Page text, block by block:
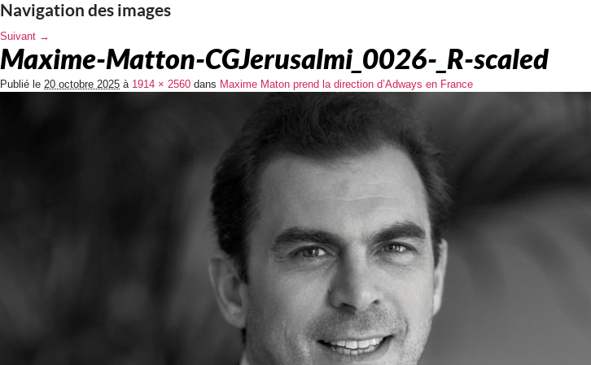
Navigation des images
Suivant →
Maxime-Matton-CGJerusalmi_0026-_R-scaled
Publié le 20 octobre 2025 à 1914 × 2560 dans Maxime Maton prend la direction d’Adways en France